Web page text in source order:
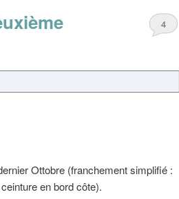
4
Ottobre (franchement simplifié :
en bord côte).